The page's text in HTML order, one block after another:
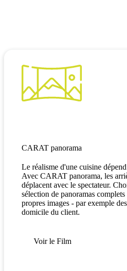
CARAT panorama
Le réalisme d'une cuisine
Avec CARAT panorama, les
déplacent avec le spectateur.
sélection de panoramas
propres images - par exemple
domicile du client.
Voir le Film